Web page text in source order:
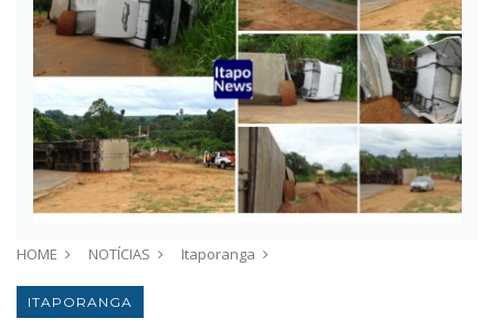
HOME NOTÍCIAS Itaporanga
ITAPORANGA